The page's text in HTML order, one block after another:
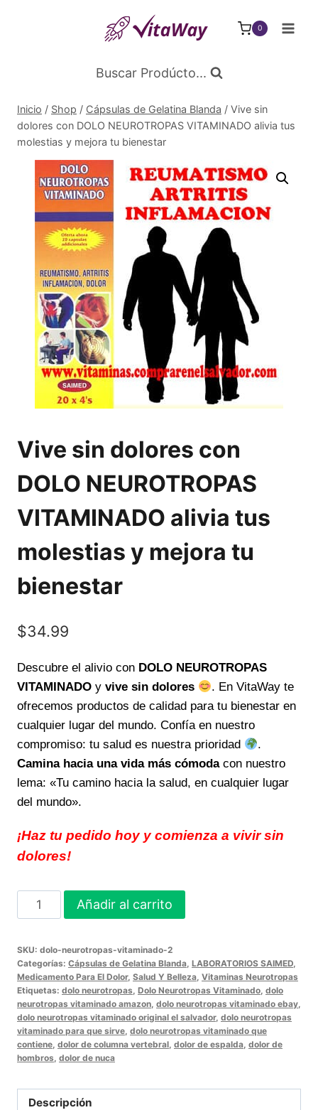
0
Buscar Prodúcto...
Inicio / Shop / Cápsulas de Gelatina Blanda / Vive sin
dolores con DOLO NEUROTROPAS VITAMINADO alivia tus
molestias y mejora tu bienestar
Vive sin dolores con
DOLO NEUROTROPAS
VITAMINADO alivia tus
molestias y mejora tu
bienestar
$34.99
Descubre el alivio con DOLO NEUROTROPAS
VITAMINADO y vive sin dolores
. En VitaWay te
ofrecemos productos de calidad para tu bienestar en
cualquier lugar del mundo. Confía en nuestro
compromiso: tu salud es nuestra prioridad
.
Camina hacia una vida más cómodacon nuestro
lema: «Tu camino hacia la salud, en cualquier lugar
del mundo».
¡Haz tu pedido hoy y comienza a vivir sin
dolores!
Vive
sin
con
DOLO
NEUROTROPAS
VITAMINADO
alivia
tus
y
Añadir al carrito
SKU: dolo-neurotropas-vitaminado-2
Categorías: Cápsulas de Gelatina Blanda LABORATORIOS SAIMED
Medicamento Para El Dolor, Salud Y Belleza Vitaminas Neurotropas
Etiquetas: dolo neurotropas Dolo Neurotropas Vitaminado dolo
neurotropas vitaminado amazon dolo neurotropas vitaminado ebay
dolo neurotropas vitaminado original el salvador, dolo neurotropas
vitaminado para que sirve dolo neurotropas vitaminado que
contiene dolor de columna vertebral dolor de espalda dolor de
hombros dolor de nuca
Descripción